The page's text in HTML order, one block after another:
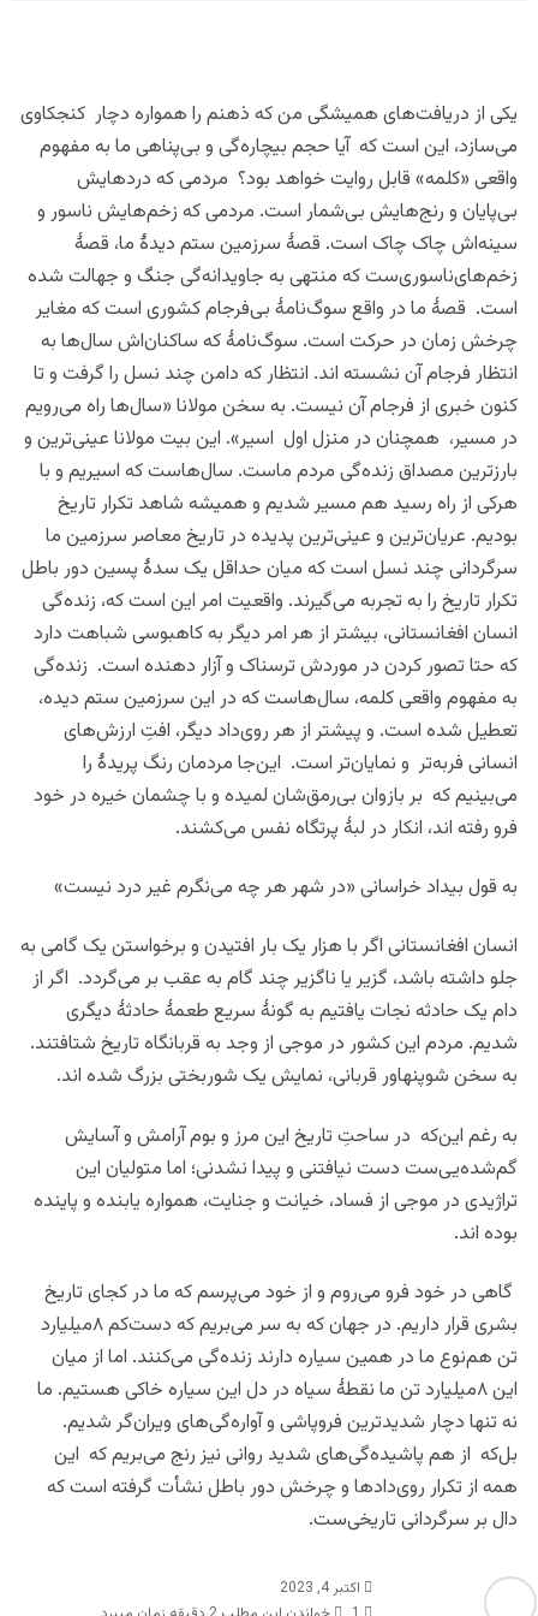
یکی از دریافت‌ها‌ی همیشگی من که ذهنم را همواره دچار کنجکاوی‌
می‌سازد، این است که آیا حجم بیچاره‌گی‌ و بی‌پناهی ما به مفهوم
واقعی «کلمه» قابل روایت خواهد بود؟ مردمی که دردهایش
بی‌پایان‌ و رنج‌هایش بی‌شمار‌ است. مردمی که زخم‌هایش ناسور و
سینه‌اش چاک چاک است. قصۀ سرزمین ستم دیدۀ ما، قصۀ
زخم‌های‌ناسوری‌ست که منتهی به جاویدانه‌گی ‌جنگ و جهالت شده‌
است. قصۀ ما در واقع سوگ‌نامۀ بی‌فرجام کشوری است که مغایر
چرخش زمان در حرکت است. سوگ‌نامۀ‌ که ساکنان‌اش‌ سال‌ها به
انتظار فرجام آن‌ نشسته اند‌. انتظار که دامن چند نسل‌ را گرفت و تا
کنون خبری از فرجام آن نیست. به سخن مولانا «سال‌ها راه می‌رویم ‌‌
در مسیر، همچنان در منزل‌ اول اسیر». این بیت مولانا عینی‌ترین‌ و
بارزترین مصداق‌ زنده‌گی مردم ماست‌. سال‌ها‌ست که اسیر‌یم‌ و با
هرکی از راه‌ رسید‌ هم‌‌ مسیر‌‌ شدیم و همیشه شاهد تکرار تاریخ
بودیم. عریان‌ترین و عینی‌‌ترین پدیده‌ در تاریخ معاصر سرزمین ما
سرگردانی چند نسل‌ است که میان حداقل‌ یک سدۀ پسین دور باطل‌
تکرار تاریخ را به تجربه می‌گیرند. واقعیت امر این است که، زنده‌گی
انسان افغانستانی‌، بیشتر از هر امر دیگر به کاهبوسی‌ شباهت دارد
که حتا تصور کردن در موردش ترسناک و آزار دهنده است. زنده‌گی
به مفهوم واقعی کلمه، سال‌‌ها‌ست که در این سرزمین‌ ستم‌ دیده‌،
تعطیل شده‌ است. و پیشتر از هر روی‌داد‌ دیگر، افتِ‌ ارزش‌های‌
انسانی‌ فربه‌تر‌ و نمایان‌تر‌‌ است. این‌جا‌ مردمان رنگ پریدۀ را
می‌بینیم که بر بازوان بی‌‌رمق‌شان‌ لمیده‌ و با چشمان خیره در خود
فرو رفته اند، انکار در لبۀ پرتگاه نفس می‌کشند‌.
به قول بیداد خراسانی «در شهر هر چه می‌نگرم غیر درد نیست»
انسان افغانستانی‌‌ اگر با هزار‌ یک با‌ر افتیدن‌ و برخواستن‌ یک گامی به
جلو داشته باشد، گزیر‌ یا ناگزیر چند گام‌ به عقب بر می‌گردد‌. اگر از
دام یک حادثه‌ نجات یافتیم به گونۀ سریع‌ طعمۀ حادثۀ دیگری
شدیم. مردم این کشور در موجی از وجد به قربانگاه تاریخ شتافتند.
به سخن شوپنهاور قربانی، نمایش یک شوربختی بزرگ شده اند.
به رغم این‌که در ساحتِ تاریخ این مرز و بوم آرامش و آسایش
گم‌شده‌یی‌ست دست نیافتنی و پیدا نشدنی؛ اما متولیان این
تراژیدی ‌در موجی از فساد، خیانت و جنایت، همواره یابنده و پاینده
بوده اند‌.
گاهی در خود فرو می‌روم و از خود می‌پرسم که ما در کجای تاریخ
بشری قرار داریم. در جهان که به سر می‌بریم که دست‌کم ۸میلیارد
تن هم‌نوع ما در همین سیاره دارند زنده‌گی‌ می‌کنند. اما از میان
این ۸میلیارد تن ما نقطۀ سیاه‌ در دل این سیاره‌ خاکی هستیم. ما
نه تنها دچار شدید‌ترین فروپاشی و آواره‌گی‌های ویران‌گر شدیم.
بل‌که از هم پاشیده‌گی‌های شدید روانی نیز رنج می‌بریم که این
همه از تکرار روی‌دادها و چرخش دور باطل نشأت گرفته است که
دال بر سرگردانی تاریخی‌ست.
اکتبر 4, 2023